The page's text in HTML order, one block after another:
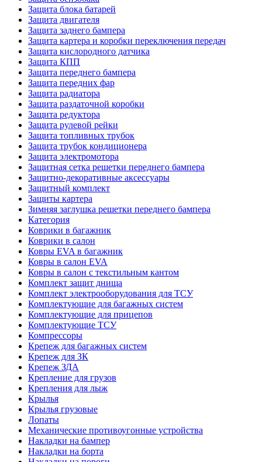
Защита блока батарей
Защита двигателя
Защита заднего бампера
Защита картера и коробки переключения передач
Защита кислородного датчика
Защита КПП
Защита переднего бампера
Защита передних фар
Защита радиатора
Защита раздаточной коробки
Защита редуктора
Защита рулевой рейки
Защита топливных трубок
Защита трубок кондиционера
Защита электромотора
Защитная сетка решетки переднего бампера
Защитно-декоративные аксессуары
Защитный комплект
Защиты картера
Зимняя заглушка решетки переднего бампера
Категория
Коврики в багажник
Коврики в салон
Ковры EVA в багажник
Ковры в салон EVA
Ковры в салон с текстильным кантом
Комплект защит днища
Комплект электрооборудования для ТСУ
Комплектующие для багажных систем
Комплектующие для прицепов
Комплектующие ТСУ
Компрессоры
Крепеж для багажных систем
Крепеж для ЗК
Крепеж ЗДА
Крепление для грузов
Крепления для лыж
Крылья
Крылья грузовые
Лопаты
Механические противоугонные устройства
Накладки на бампер
Накладки на борта